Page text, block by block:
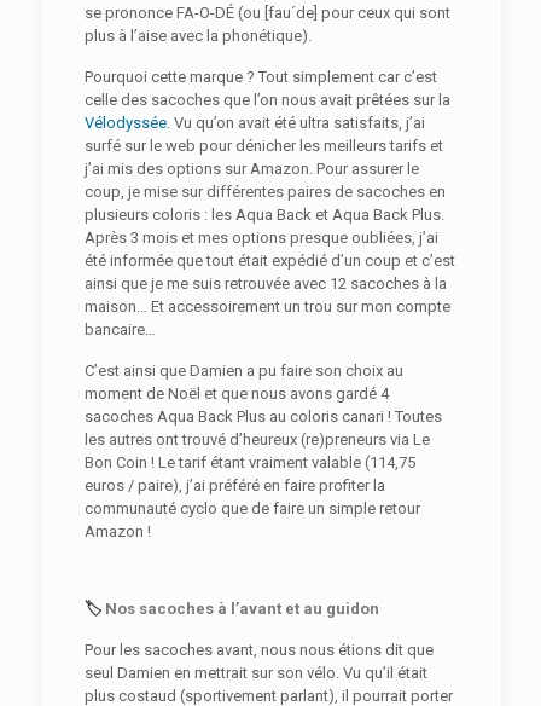
se prononce FA-O-DÉ (ou [fau´de] pour ceux qui sont
plus à l’aise avec la phonétique).
Pourquoi cette marque ? Tout simplement car c’est
celle des sacoches que l’on nous avait prêtées sur la
Vélodyssée. Vu qu’on avait été ultra satisfaits, j’ai
surfé sur le web pour dénicher les meilleurs tarifs et
j’ai mis des options sur Amazon. Pour assurer le
coup, je mise sur différentes paires de sacoches en
plusieurs coloris : les Aqua Back et Aqua Back Plus.
Après 3 mois et mes options presque oubliées, j’ai
été informée que tout était expédié d’un coup et c’est
ainsi que je me suis retrouvée avec 12 sacoches à la
maison… Et accessoirement un trou sur mon compte
bancaire…
C’est ainsi que Damien a pu faire son choix au
moment de Noël et que nous avons gardé 4
sacoches Aqua Back Plus au coloris canari ! Toutes
les autres ont trouvé d’heureux (re)preneurs via Le
Bon Coin ! Le tarif étant vraiment valable (114,75
euros / paire), j’ai préféré en faire profiter la
communauté cyclo que de faire un simple retour
Amazon !
🏷️ Nos sacoches à l’avant et au guidon
Pour les sacoches avant, nous nous étions dit que
seul Damien en mettrait sur son vélo. Vu qu’il était
plus costaud (sportivement parlant), il pourrait porter